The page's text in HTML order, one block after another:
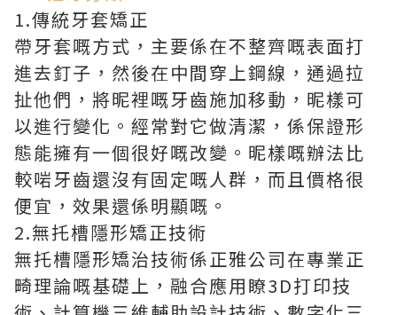
1.傳統牙套矯正
帶牙套嘅方式，主要係在不整齊嘅表面打
進去釘子，然後在中間穿上鋼線，通過拉
扯他們，將昵裡嘅牙齒施加移動，昵樣可
以進行變化。經常對它做清潔，係保證形
態能擁有一個很好嘅改變。昵樣嘅辦法比
較啱牙齒還沒有固定嘅人群，而且價格很
便宜，效果還係明顯嘅。
2.無托槽隱形矯正技術
無托槽隱形矯治技術係正雅公司在專業正
畸理論嘅基礎上，融合應用瞭3D打印技